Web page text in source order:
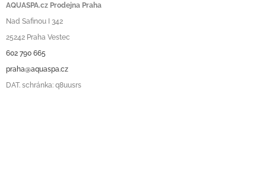
AQUASPA.cz Prodejna Praha
Nad Safinou I 342
25242 Praha Vestec
602 790 665
praha@aquaspa.cz
DAT. schránka: q8uusrs